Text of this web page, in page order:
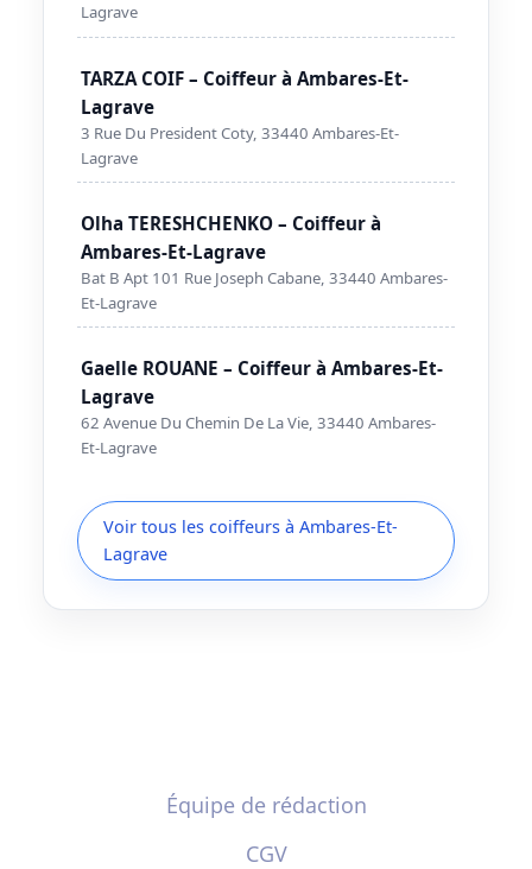
Lagrave
TARZA COIF – Coiffeur à Ambares-Et-
Lagrave
3 Rue Du President Coty, 33440 Ambares-Et-
Lagrave
Olha TERESHCHENKO – Coiffeur à
Ambares-Et-Lagrave
Bat B Apt 101 Rue Joseph Cabane, 33440 Ambares-
Et-Lagrave
Gaelle ROUANE – Coiffeur à Ambares-Et-
Lagrave
62 Avenue Du Chemin De La Vie, 33440 Ambares-
Et-Lagrave
Voir tous les coiffeurs à Ambares-Et-
Lagrave
Équipe de rédaction
CGV